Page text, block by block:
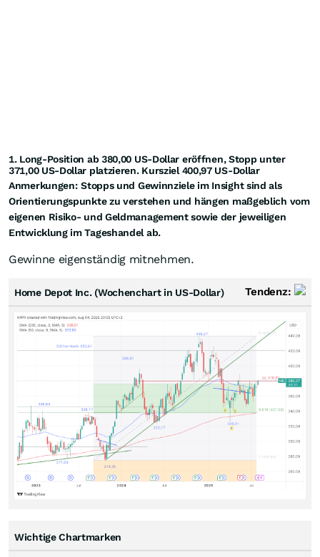
1. Long-Position ab 380,00 US-Dollar eröffnen, Stopp unter
371,00 US-Dollar platzieren. Kursziel 400,97 US-Dollar
Anmerkungen: Stopps und Gewinnziele im Insight sind als
Orientierungspunkte zu verstehen und hängen maßgeblich vom
eigenen Risiko- und Geldmanagement sowie der jeweiligen
Entwicklung im Tageshandel ab.
Gewinne eigenständig mitnehmen.
Home Depot Inc. (Wochenchart in US-Dollar) Tendenz:
Wichtige Chartmarken